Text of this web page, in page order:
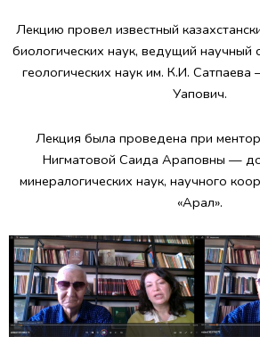
Лекцию провел известный
биологических наук, ведущий научный
геологических наук им. К.И.
Уапович.
Лекция была проведена при
Нигматовой Саида Араповны —
минералогических наук, научного
«Арал».